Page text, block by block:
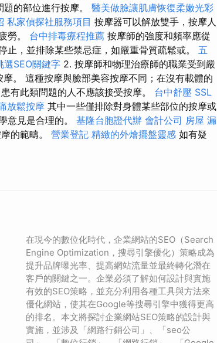
的部位進行按摩。 醫美做臉讓肌膚恢復柔嫩光彩
私家偵探社服務項目 按摩器可以解放雙手，按摩人
勞。 台中排毒療程推薦 按摩師的強度和頻率應從
，並排除某些禁忌症，如嚴重骨質疏鬆或。 五
選SEO關鍵字 2. 按摩師和物理治療師的職業受到嚴
。 這種按摩與臉部美容按摩不同；在沒有載體的
有此類問題的人不應該接受按摩。 台中舒壓 SSL
放鬆按摩 其中一些僅排除對身體某些部位的按摩或
意見是合理的。 基隆台胞證代辦 會計公司 房屋 漏
的範疇。 營業登記 精緻的外燴擺盤靈感 如有疑
在現今的數位化時代，企業網站的SEO（Search
Engine Optimization，搜尋引擎優化）策略成為
提升品牌曝光率、提高網站流量並最終轉化潛在
客戶的關鍵之一。企業必須了解如何設計與實施
有效的SEO策略，並充分利用各種工具與方法來
優化網站，使其在Google等搜尋引擎中獲得更高
的排名。本文將探討企業網站SEO策略的設計與
實施，並涉及「網路行銷公司」、「seo公